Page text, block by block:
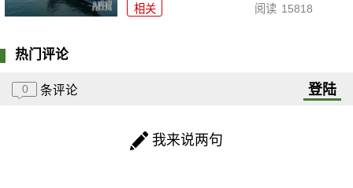
相关 阅读 15818
热门评论
0 条评论 登陆
我来说两句